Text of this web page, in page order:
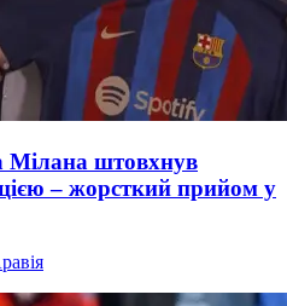
Мілана штовхнув
– жорсткий прийом у